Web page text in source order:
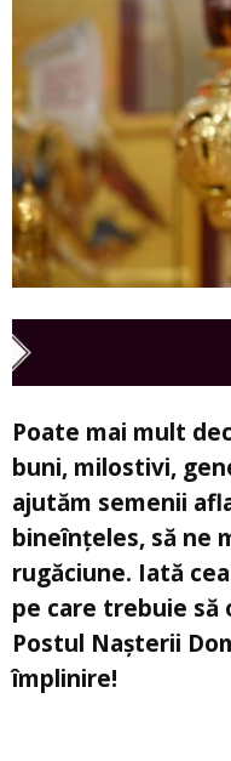
Poate mai mult
buni, milostivi,
ajutăm semenii
bineînțeles, să ne
rugăciune. Iată
pe care trebuie să
Postul Nașterii
împlinire!